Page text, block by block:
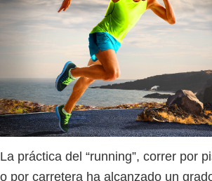
La práctica del “running”, correr por
o por carretera ha alcanzado un